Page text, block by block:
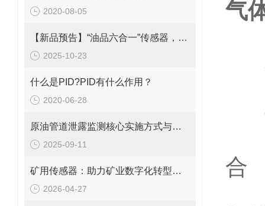
2020-08-05
【新品预告】“油品六合一”传感器，全面升级液压与燃油系统的安全与效率
2025-10-23
什么是PID?PID有什么作用？
2020-06-28
原油管道泄露监测核心实施方式与技术特点
2025-09-11
矿用传感器：助力矿业数字化转型的核心技术
2026-04-27
气
合